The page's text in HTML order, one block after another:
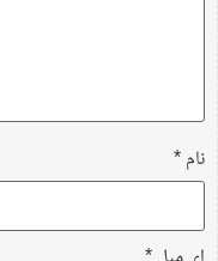
نام*